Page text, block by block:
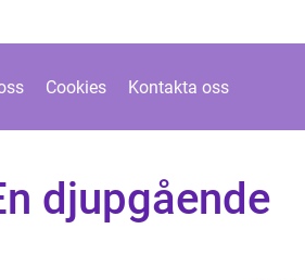
Cookies Kontakta oss
djupgående